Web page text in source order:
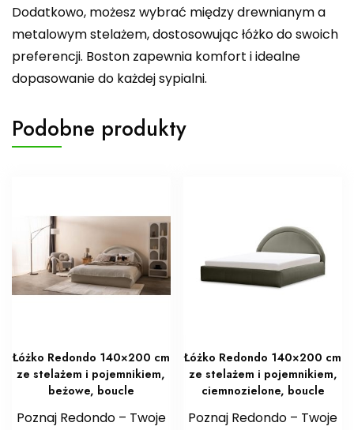
Dodatkowo, możesz wybrać między drewnianym a
metalowym stelażem, dostosowując łóżko do swoich
preferencji. Boston zapewnia komfort i idealne
dopasowanie do każdej sypialni.
Podobne produkty
Łóżko Redondo 140×200 cm
ze stelażem i pojemnikiem,
beżowe, boucle
Poznaj Redondo – Twoje
Łóżko Redondo 140×200 cm
ze stelażem i pojemnikiem,
ciemnozielone, boucle
Poznaj Redondo – Twoje